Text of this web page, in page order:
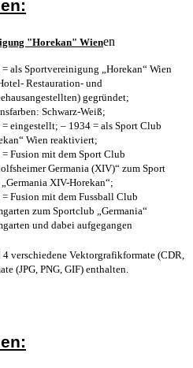
"Horekan" Wienen
= als Sportvereinigung „Horekan“ Wien
Restauration- und
gegründet;
Schwarz-Weiß;
= eingestellt; – 1934 = als Sport Club
Wien reaktiviert;
= Fusion mit dem Sport Club
Germania (XIV)“ zum Sport
XIV-Horekan“;
= Fusion mit dem Fussball Club
zum Sportclub „Germania“
und dabei aufgegangen
verschiedene Vektorgrafikformate (CDR,
(JPG, PNG, GIF) enthalten.